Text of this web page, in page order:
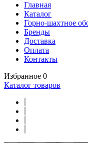
Главная
Каталог
Горно-шахтное
Бренды
Доставка
Оплата
Контакты
Избранное 0
Каталог товаров